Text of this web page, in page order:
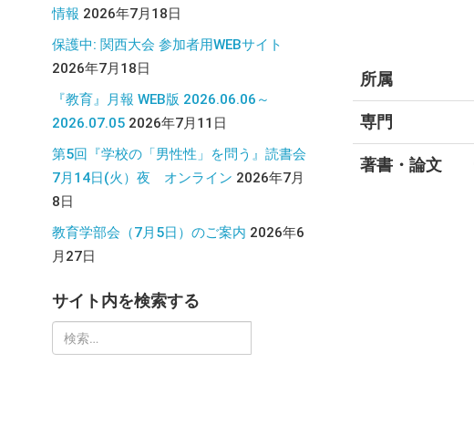
所属
専門
著書・論文
情報 2026年7月18日
保護中: 関西大会 参加者用WEBサイト
2026年7月18日
『教育』月報 WEB版 2026.06.06～
2026.07.05 2026年7月11日
第5回『学校の「男性性」を問う』読書会
7月14日(火）夜 オンライン 2026年7月
8日
教育学部会（7月5日）のご案内 2026年6
月27日
サイト内を検索する
検
索: